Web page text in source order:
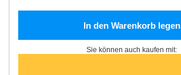
In den Warenkorb legen
Sie können auch kaufen mit: